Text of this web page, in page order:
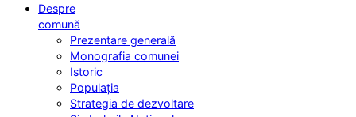
Despre
comună
Prezentare generală
Monografia comunei
Istoric
Populația
Strategia de dezvoltare